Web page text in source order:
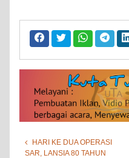
HARI KE DUA OPERASI
SAR, LANSIA 80 TAHUN